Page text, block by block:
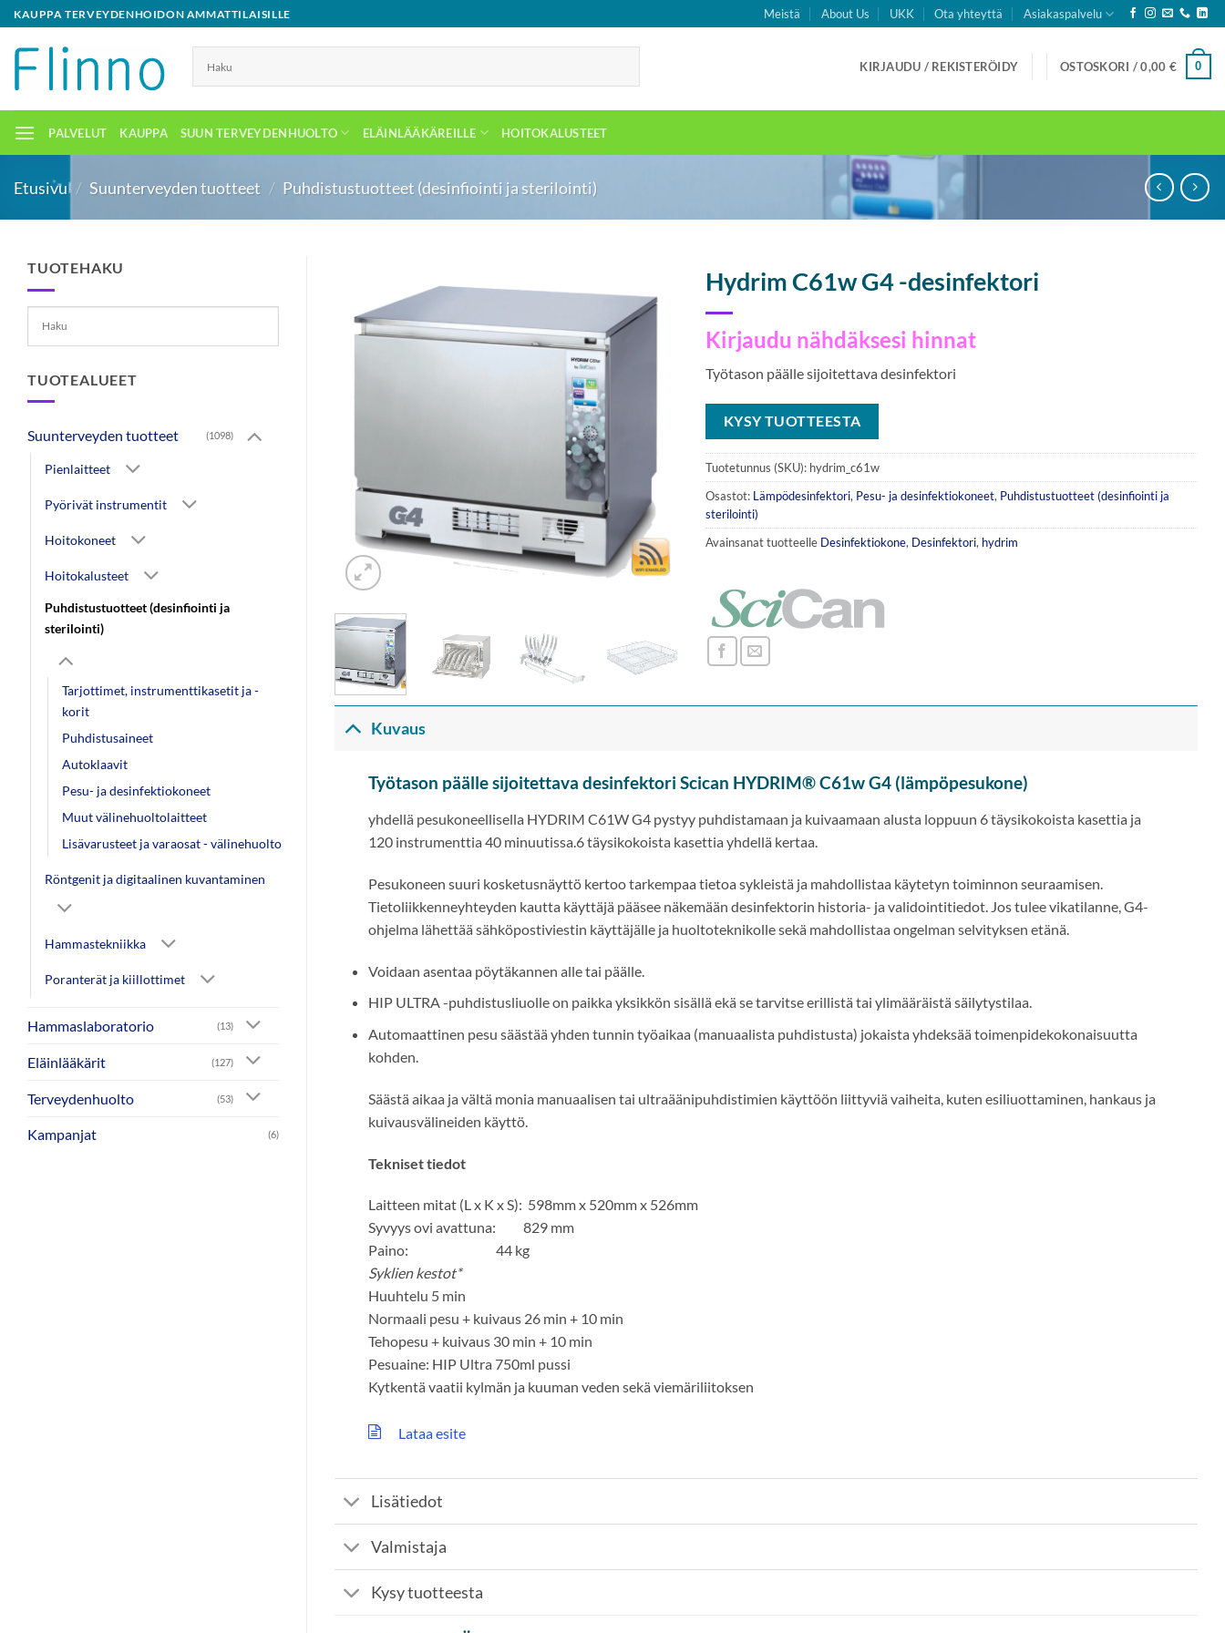
Skip
to
content
KAUPPA TERVEYDENHOIDON AMMATTILAISILLE Meistä About Us UKK Ota yhteyttä Asiakaspalvelu
KIRJAUDU / REKISTERÖIDY OSTOSKORI /0,00 € 0
PALVELUT KAUPPA SUUN TERVEYDENHUOLTO ELÄINLÄÄKÄREILLE HOITOKALUSTEET
Etusivu / Suunterveyden tuotteet / Puhdistustuotteet (desinfiointi ja sterilointi)
TUOTEHAKU
TUOTEALUEET
Suunterveyden tuotteet (1098)
Pienlaitteet
Pyörivät instrumentit
Hoitokoneet
Hoitokalusteet
Puhdistustuotteet (desinfiointi ja
sterilointi)
Tarjottimet, instrumenttikasetit ja -
korit
Puhdistusaineet
Autoklaavit
Pesu- ja desinfektiokoneet
Muut välinehuoltolaitteet
Lisävarusteet ja varaosat - välinehuolto
Röntgenit ja digitaalinen kuvantaminen
Hammastekniikka
Poranterät ja kiillottimet
Hammaslaboratorio (13)
Eläinlääkärit (127)
Terveydenhuolto (53)
Kampanjat (6)
Hydrim C61w G4 -desinfektori
Kirjaudu nähdäksesi hinnat
Työtason päälle sijoitettava desinfektori
KYSY TUOTTEESTA
Tuotetunnus (SKU): hydrim_c61w
Osastot: Lämpödesinfektori, Pesu- ja desinfektiokoneet, Puhdistustuotteet (desinfiointi ja
sterilointi)
Avainsanat tuotteelle Desinfektiokone, Desinfektori, hydrim
Kuvaus
Työtason päälle sijoitettava desinfektori Scican HYDRIM® C61w G4 (lämpöpesukone)
yhdellä pesukoneellisella HYDRIM C61W G4 pystyy puhdistamaan ja kuivaamaan alusta loppuun 6 täysikokoista kasettia ja
120 instrumenttia 40 minuutissa.6 täysikokoista kasettia yhdellä kertaa.
Pesukoneen suuri kosketusnäyttö kertoo tarkempaa tietoa sykleistä ja mahdollistaa käytetyn toiminnon seuraamisen.
Tietoliikkenneyhteyden kautta käyttäjä pääsee näkemään desinfektorin historia- ja validointitiedot. Jos tulee vikatilanne, G4-
ohjelma lähettää sähköpostiviestin käyttäjälle ja huoltoteknikolle sekä mahdollistaa ongelman selvityksen etänä.
Voidaan asentaa pöytäkannen alle tai päälle.
HIP ULTRA -puhdistusliuolle on paikka yksikkön sisällä ekä se tarvitse erillistä tai ylimääräistä säilytystilaa.
Automaattinen pesu säästää yhden tunnin työaikaa (manuaalista puhdistusta) jokaista yhdeksää toimenpidekokonaisuutta
kohden.
Säästä aikaa ja vältä monia manuaalisen tai ultraäänipuhdistimien käyttöön liittyviä vaiheita, kuten esiliuottaminen, hankaus ja
kuivausvälineiden käyttö.
Tekniset tiedot
Laitteen mitat (L x K x S): 598mm x 520mm x 526mm
Syvyys ovi avattuna: 829 mm
Paino: 44 kg
Syklien kestot*
Huuhtelu 5 min
Normaali pesu + kuivaus 26 min + 10 min
Tehopesu + kuivaus 30 min + 10 min
Pesuaine: HIP Ultra 750ml pussi
Kytkentä vaatii kylmän ja kuuman veden sekä viemäriliitoksen
Lataa esite
Lisätiedot
Valmistaja
Kysy tuotteesta